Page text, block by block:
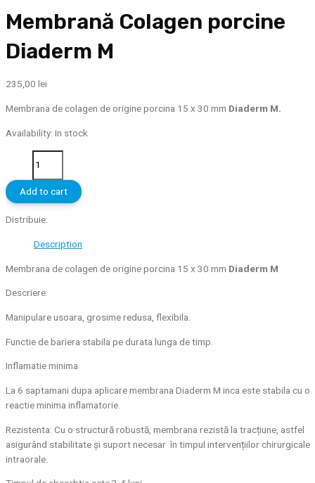
Membrană Colagen porcine
Diaderm M
235,00 lei
Membrana de colagen de origine porcina 15 x 30 mm Diaderm M.
Availability: In stock
Colagen
porcine
Diaderm
M
Add to cart
Distribuie:
Description
Membrana de colagen de origine porcina 15 x 30 mm Diaderm M
Descriere:
Manipulare usoara, grosime redusa, flexibila.
Functie de bariera stabila pe durata lunga de timp.
Inflamatie minima
La 6 saptamani dupa aplicare membrana Diaderm M inca este stabila cu o
reactie minima inflamatorie.
Rezistenta: Cu o structură robustă, membrana rezistă la tracțiune, astfel
asigurând stabilitate și suport necesar în timpul intervențiilor chirurgicale
intraorale.